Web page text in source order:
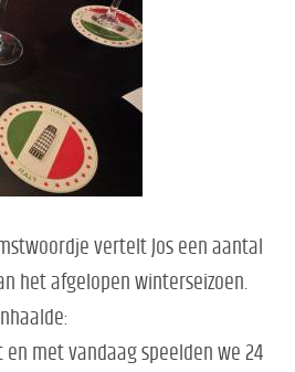
vertelt Jos een aantal
het afgelopen winterseizoen.
en met vandaag speelden we 24